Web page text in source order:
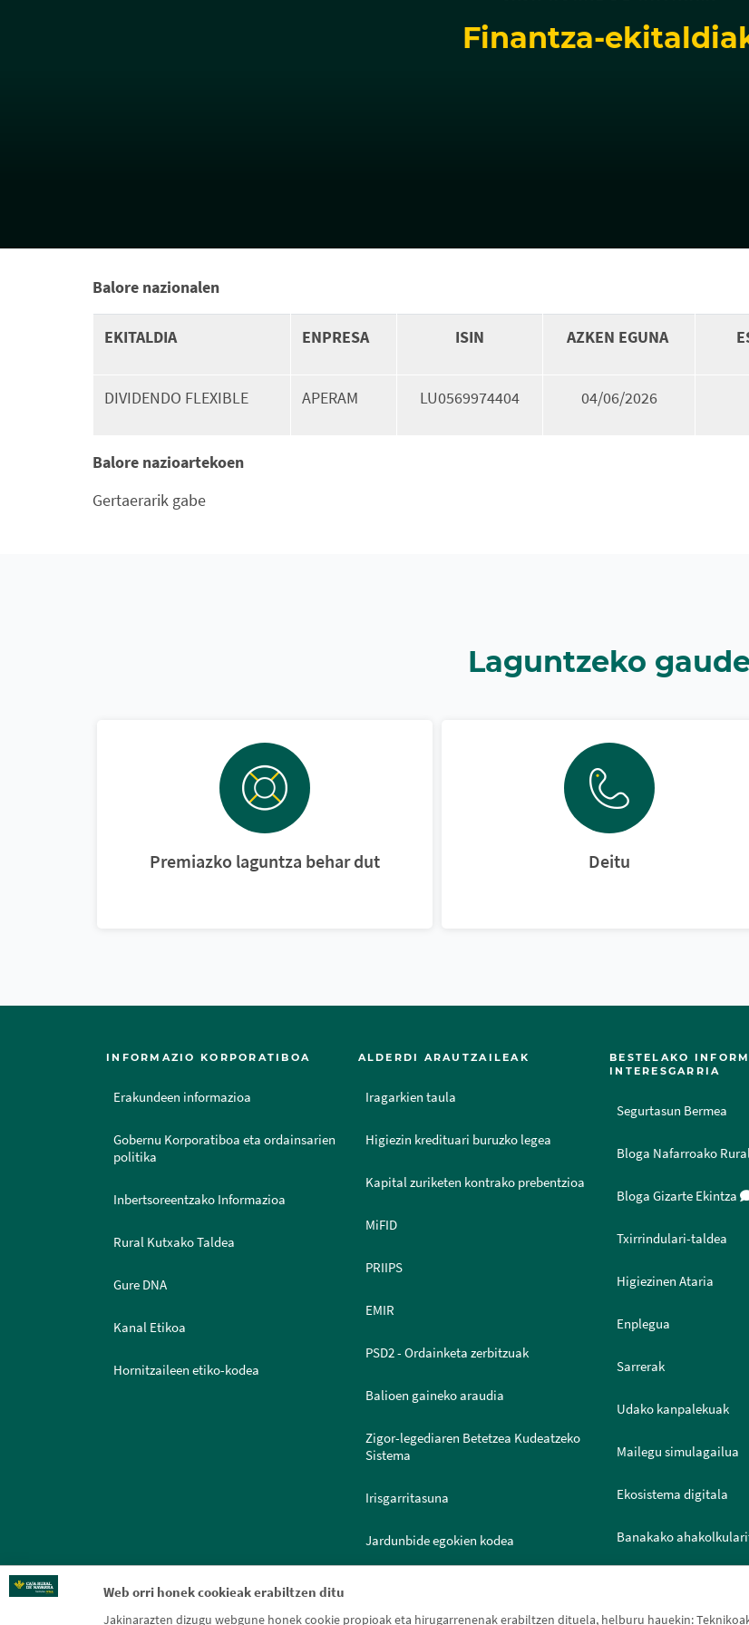
Web orri honek cookieak erabiltzen ditu
Jakinarazten dizugu webgune honek cookie propioak eta hirugarrenenak erabiltzen dituela, helburu hauekin:
Finantza-
Balore nazionalen
EKITALDIA ENPRESA ISIN AZKEN EGUNA
DIVIDENDO FLEXIBLE APERAM LU0569974404 04/06/2026
Balore nazioartekoen
Gertaerarik gabe
Laguntzeko
Premiazko laguntza behar dut Deitu
INFORMAZIO KORPORATIBOA
Erakundeen informazioa
Gobernu Korporatiboa eta ordainsarien
politika
Inbertsoreentzako Informazioa
Rural Kutxako Taldea
Gure DNA
Kanal Etikoa
Hornitzaileen etiko-kodea
ALDERDI ARAUTZAILEAK
Iragarkien taula
Higiezin kredituari buruzko legea
Kapital zuriketen kontrako prebentzioa
MiFID
PRIIPS
EMIR
PSD2 - Ordainketa zerbitzuak
Balioen gaineko araudia
Zigor-legediaren Betetzea Kudeatzeko
Sistema
Irisgarritasuna
Jardunbide egokien kodea
BESTELAKO
INTERESGARRIA
Segurtasun Bermea
Bloga Nafarroako
Bloga Gizarte Ekintza
Txirrindulari-taldea
Higiezinen Ataria
Enplegua
Sarrerak
Udako kanpalekuak
Mailegu simulagailua
Ekosistema digitala
Banakako